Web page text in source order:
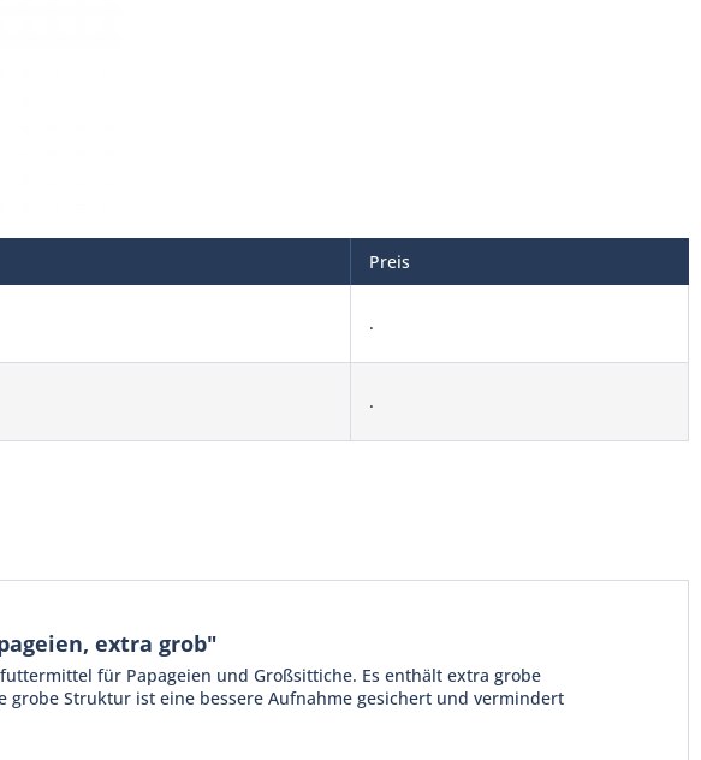
Preis
.
.
extra grob"
für Papageien und Großsittiche. Es enthält extra grobe
grobe Struktur ist eine bessere Aufnahme gesichert und vermindert